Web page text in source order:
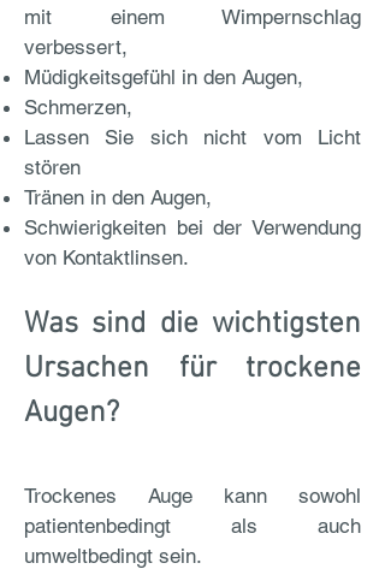
mit einem Wimpernschlag
verbessert,
Müdigkeitsgefühl in den Augen,
Schmerzen,
Lassen Sie sich nicht vom Licht
stören
Tränen in den Augen,
Schwierigkeiten bei der Verwendung
von Kontaktlinsen.
Was sind die wichtigsten
Ursachen für trockene
Augen?
Trockenes Auge kann sowohl
patientenbedingt als auch
umweltbedingt sein.